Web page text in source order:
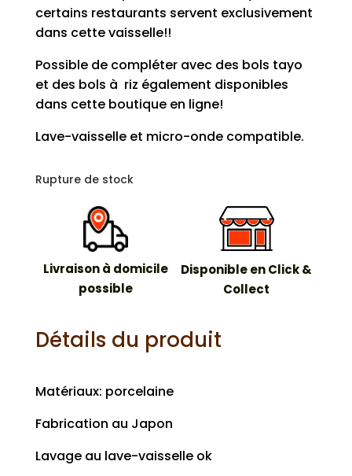
certains restaurants servent exclusivement
dans cette vaisselle!!
Possible de compléter avec des bols tayo
et des bols à riz également disponibles
dans cette boutique en ligne!
Lave-vaisselle et micro-onde compatible.
Rupture de stock
Livraison à domicile
possible
Disponible en Click &
Collect
Détails du produit
Matériaux: porcelaine
Fabrication au Japon
Lavage au lave-vaisselle ok